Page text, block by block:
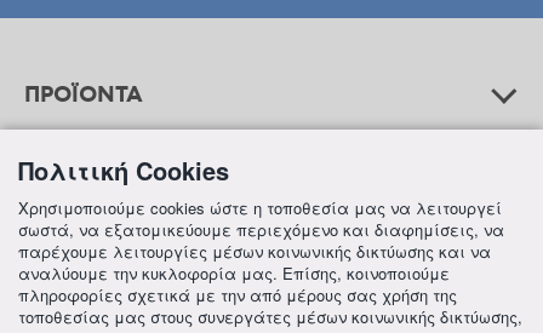
ΠΡΟΪΟΝΤΑ
ΒΟΗΘΕΙΑ
ΠΛΗΡΟΦΟΡΙΕΣ
Πολιτική Cookies
Χρησιμοποιούμε cookies ώστε η τοποθεσία μας να λειτουργεί
σωστά, να εξατομικεύουμε περιεχόμενο και διαφημίσεις, να
παρέχουμε λειτουργίες μέσων κοινωνικής δικτύωσης και να
αναλύουμε την κυκλοφορία μας. Επίσης, κοινοποιούμε
πληροφορίες σχετικά με την από μέρους σας χρήση της
τοποθεσίας μας στους συνεργάτες μέσων κοινωνικής δικτύωσης,